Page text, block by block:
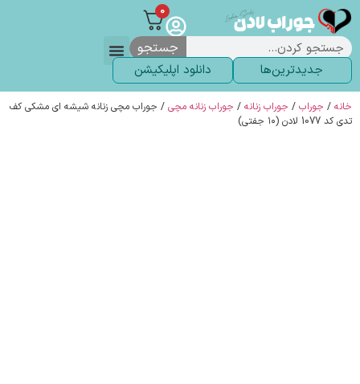
0
جستجو
جدیدترین‌ها دانلود اپلیکیشن
خانه / جوراب / جوراب زنانه / جوراب زنانه مچی / جوراب مچی زنانه شیشه ای مشکی کف
تدی کد 1077 لادن (۱۰ جفتی)